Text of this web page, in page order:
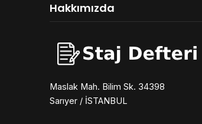
Hakkımızda
Maslak Mah. Bilim Sk. 34398
Sarıyer / İSTANBUL